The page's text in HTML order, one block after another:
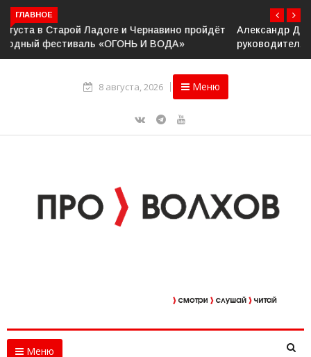
ГЛАВНОЕ
Александр Дрозденко провёл рабочее совещание с
руководителями Ассоциации ветеранов СВО
8 августа, 2026 Меню
Меню